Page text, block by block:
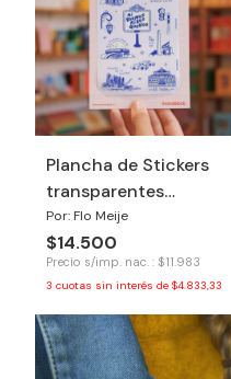
Plancha de Stickers
transparentes
Buenos Aires
Por: Flo Meije
$14.500
Precio s/imp. nac. : $11.983
3 cuotas sin interés de $4.833,33